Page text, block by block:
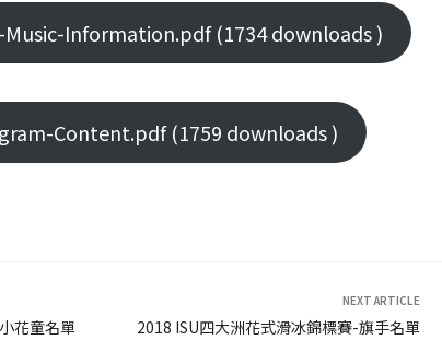
Information.pdf (1734 downloads )
Content.pdf (1759 downloads )
花童名單
NEXT ARTICLE
2018 ISU四大洲花式滑冰錦標賽-旗手名單